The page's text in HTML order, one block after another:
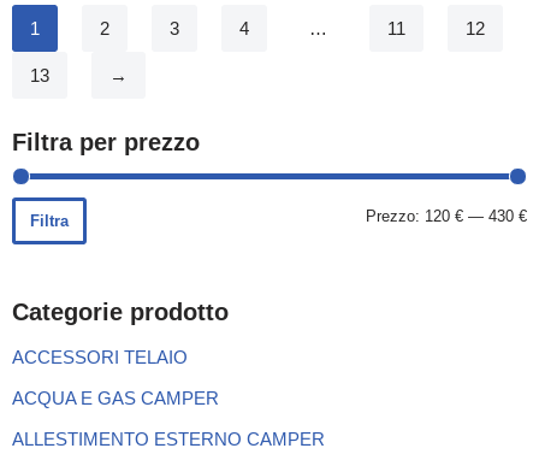
1 2 3 4 … 11 12
13 →
Filtra per prezzo
Filtra Prezzo: 120 € — 430 €
Categorie prodotto
ACCESSORI TELAIO
ACQUA E GAS CAMPER
ALLESTIMENTO ESTERNO CAMPER